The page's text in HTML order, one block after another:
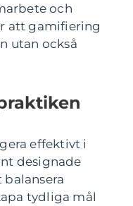
och
att gamifiering
utan också
effektivt i
designade
tydliga mål